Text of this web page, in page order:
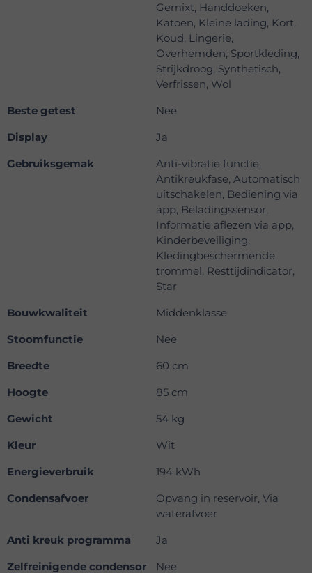
Gemixt, Handdoeken,
Katoen, Kleine lading, Kort,
Koud, Lingerie,
Overhemden, Sportkleding,
Strijkdroog, Synthetisch,
Verfrissen, Wol
Beste getest
Nee
Display
Ja
Gebruiksgemak
Anti-vibratie functie,
Antikreukfase, Automatisch
uitschakelen, Bediening via
app, Beladingssensor,
Informatie aflezen via app,
Kinderbeveiliging,
Kledingbeschermende
trommel, Resttijdindicator,
Star
Bouwkwaliteit
Middenklasse
Stoomfunctie
Nee
Breedte
60 cm
Hoogte
85 cm
Gewicht
54 kg
Kleur
Wit
Energieverbruik
194 kWh
Condensafvoer
Opvang in reservoir, Via
waterafvoer
Anti kreuk programma
Ja
Zelfreinigende condensor
Nee